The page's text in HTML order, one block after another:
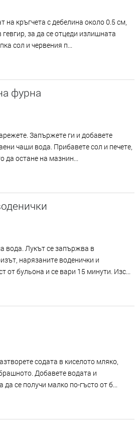
на кръгчета с дебелина около 0.5 см,
за да се отцеди излишната
сол и червения п...
фурна
Запържете ги и добавете
чаши вода. Прибавете сол и печете,
да остане на мазнин...
вода. Лукът се запържва в
нарязаните воденички и
от бульона и се вари 15 минути. Изс...
содата в киселото мляко,
Добавете водата и
се получи малко по-гъсто от б...